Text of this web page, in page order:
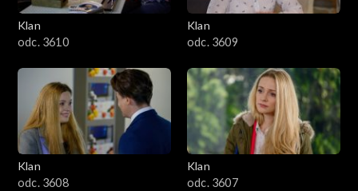
Klan
odc. 3610
Klan
odc. 3609
Klan
odc. 3608
Klan
odc. 3607